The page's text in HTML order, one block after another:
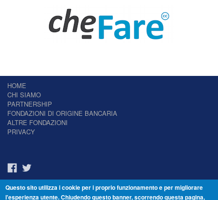
HOME
CHI SIAMO
PARTNERSHIP
FONDAZIONI DI ORIGINE BANCARIA
ALTRE FONDAZIONI
PRIVACY
Il Giornale delle Fondazioni - Periodico telematico
Questo sito utilizza i cookie per i proprio funzionamento e per migliorare
l'esperienza utente. Chiudendo questo banner, scorrendo questa pagina,